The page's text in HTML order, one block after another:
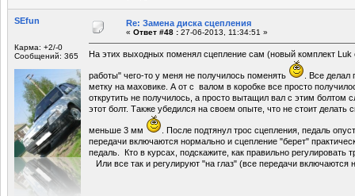
SEfun
Карма: +2/-0
Сообщений: 365
Re: Замена диска сцепления
« Ответ #48 : 27-06-2013, 11:34:51 »
На этих выходных поменял сцепление сам (новый комплект Luk
работы" чего-то у меня не получилось поменять
. Все
метку на маховике. А от с валом в коробке все просто
открутить не получилось, а просто вытащил вал с этим болтом
этот болт. Также убедился на своем опыте, что не стоит делать
меньше 3 мм
. После подтянул трос сцепления, педаль
передачи включаются нормально и сцепление "берет"
педаль. Кто в курсах, подскажите, как правильно регулировать
Или все так и регулируют "на глаз" (все передачи включаются